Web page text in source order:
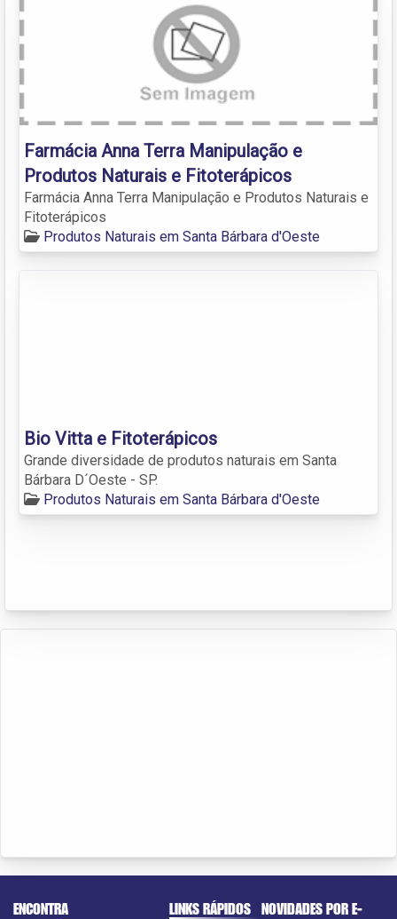
Farmácia Anna Terra Manipulação e
Produtos Naturais e Fitoterápicos
Farmácia Anna Terra Manipulação e Produtos Naturais e
Fitoterápicos
Produtos Naturais em Santa Bárbara d'Oeste
Bio Vitta e Fitoterápicos
Grande diversidade de produtos naturais em Santa
Bárbara D´Oeste - SP.
Produtos Naturais em Santa Bárbara d'Oeste
ENCONTRA
LINKS RÁPIDOS NOVIDADES POR E-